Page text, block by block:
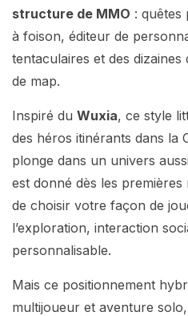
structure de MMO : quêtes
à foison, éditeur de
tentaculaires et des dizaines
de map.
Inspiré du Wuxia, ce style
des héros itinérants dans la
plonge dans un univers
est donné dès les
de choisir votre façon de
l’exploration, interaction
personnalisable.
Mais ce positionnement
multijoueur et aventure